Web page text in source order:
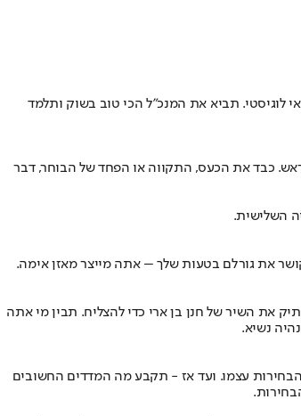
לוגיסטי. תביא את המנכ"ל הכי טוב בשוק ותלמד
כבד את הכעס, התקווה או הפחד של הבוחר, דבר
השלישית.
את גורלם בטעות שלך – אתה מייצר מאזן אימה.
את השיר של חנן בן ארי כדי להצליח. תבין מי אתה
נשיא.
עצמו. ועד אז - תקבע מה המדדים החשובים